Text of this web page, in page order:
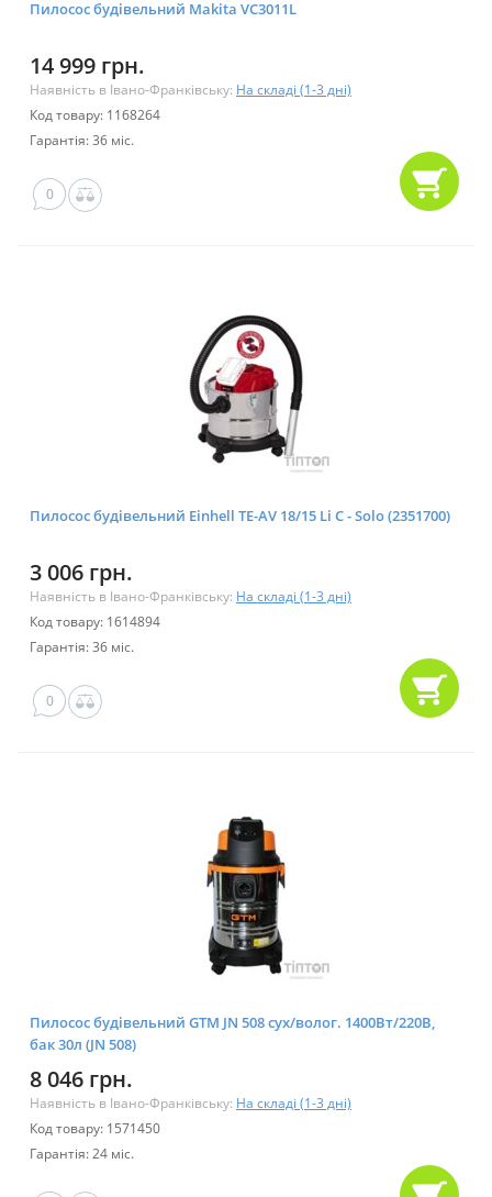
Пилосос будівельний Makita VC3011L
14 999 грн.
Наявність в Івано-Франківську: На складі (1-3 дні)
Код товару: 1168264
Гарантія: 36 міс.
0
Пилосос будівельний Einhell TE-AV 18/15 Li C - Solo (2351700)
3 006 грн.
Наявність в Івано-Франківську: На складі (1-3 дні)
Код товару: 1614894
Гарантія: 36 міс.
0
Пилосос будівельний GTM JN 508 сух/волог. 1400Вт/220В,
бак 30л (JN 508)
8 046 грн.
Наявність в Івано-Франківську: На складі (1-3 дні)
Код товару: 1571450
Гарантія: 24 міс.